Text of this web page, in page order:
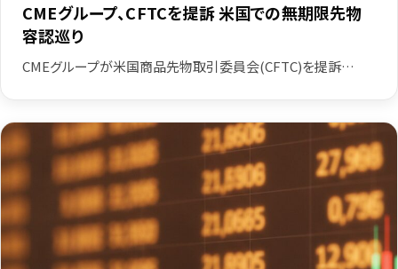
CMEグループ、CFTCを提訴 米国での無期限先物
容認巡り
CMEグループが米国商品先物取引委員会(CFTC)を提訴…